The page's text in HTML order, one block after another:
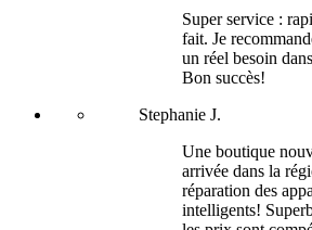
Super service :
fait. Je
un réel besoin
Bon succès!
Stephanie J.
Une boutique
arrivée dans la
réparation des
intelligents!